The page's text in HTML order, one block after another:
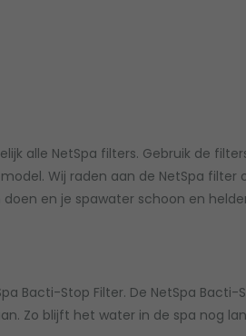
alle NetSpa filters. Gebruik de
model. Wij raden aan de NetSpa
en je spawater schoon en
Bacti-Stop Filter. De NetSpa
Zo blijft het water in de spa nog